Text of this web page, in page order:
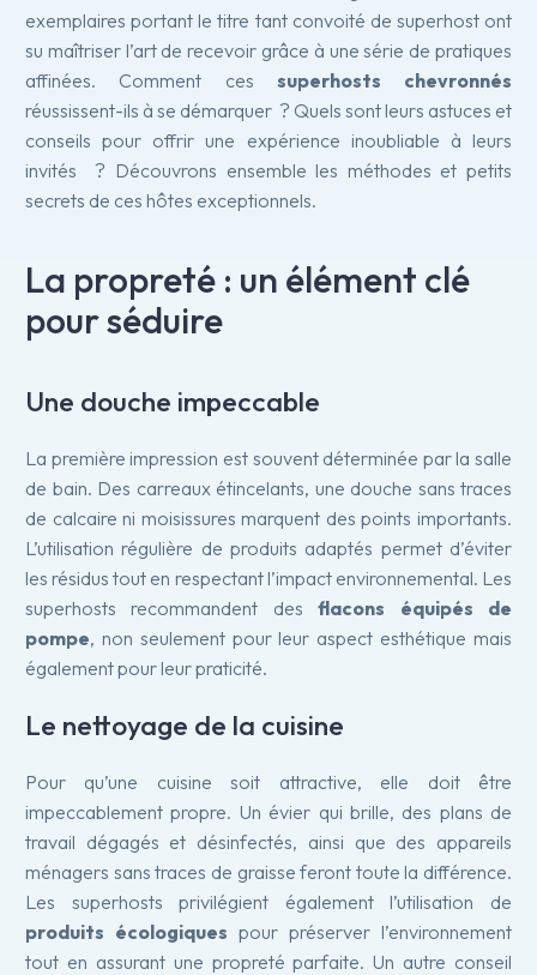
exemplaires portant le titre tant convoité de superhost ont
su maîtriser l’art de recevoir grâce à une série de pratiques
affinées. Comment ces superhosts chevronnés
réussissent-ils à se démarquer ? Quels sont leurs astuces et
conseils pour offrir une expérience inoubliable à leurs
invités ? Découvrons ensemble les méthodes et petits
secrets de ces hôtes exceptionnels.
La propreté : un élément clé
pour séduire
Une douche impeccable
La première impression est souvent déterminée par la salle
de bain. Des carreaux étincelants, une douche sans traces
de calcaire ni moisissures marquent des points importants.
L’utilisation régulière de produits adaptés permet d’éviter
les résidus tout en respectant l’impact environnemental. Les
superhosts recommandent desflacons équipés de
pompe, non seulement pour leur aspect esthétique mais
également pour leur praticité.
Le nettoyage de la cuisine
Pour qu’une cuisine soit attractive, elle doit être
impeccablement propre. Un évier qui brille, des plans de
travail dégagés et désinfectés, ainsi que des appareils
ménagers sans traces de graisse feront toute la différence.
Les superhosts privilégient également l’utilisation de
produits écologiques pour préserver l’environnement
tout en assurant une propreté parfaite. Un autre conseil